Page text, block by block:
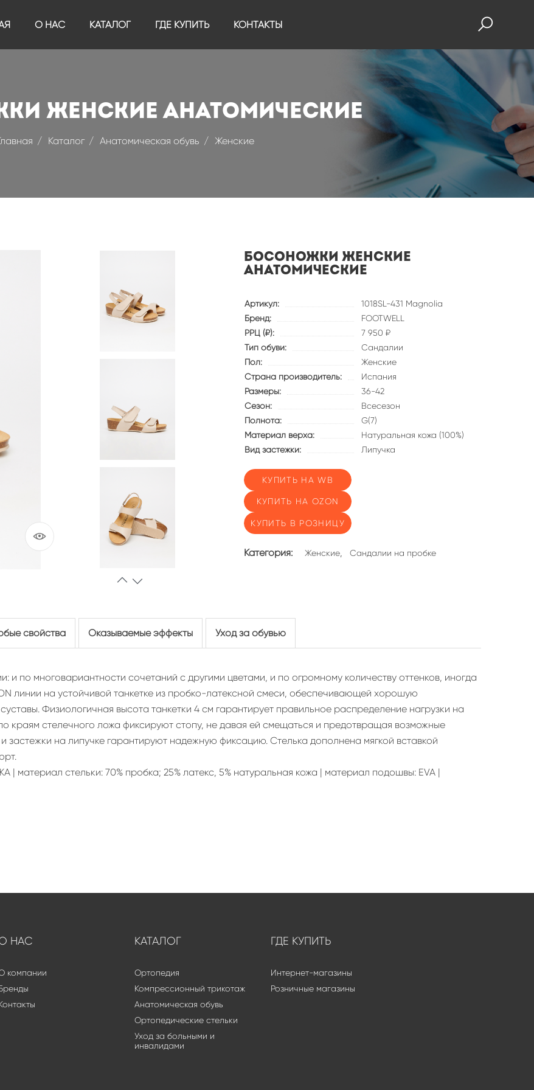
О НАС КАТАЛОГ ГДЕ КУПИТЬ КОНТАКТЫ
женские анатомические
Каталог Анатомическая обувь Женские
Босоножки женские
анатомические
Артикул:
1018SL-431 Magnolia
Бренд:
FOOTWELL
РРЦ (₽):
7 950 ₽
Тип обуви:
Сандалии
Пол:
Женские
Страна производитель:
Испания
Размеры:
36-42
Сезон:
Всесезон
Полнота:
G(7)
Материал верха:
Натуральная кожа (100%)
Вид застежки:
Липучка
КУПИТЬ НА WB
КУПИТЬ НА OZON
КУПИТЬ В РОЗНИЦУ
Категория: Женские Сандалии на пробке
свойства Оказываемые эффекты Уход за обувью
и по многовариантности сочетаний с другими цветами, и по огромному количеству оттенков, иногда
линии на устойчивой танкетке из пробко-латексной смеси, обеспечивающей хорошую
Физиологичная высота танкетки 4 см гарантирует правильное распределение нагрузки на
краям стелечного ложа фиксируют стопу, не давая ей смещаться и предотвращая возможные
застежки на липучке гарантируют надежную фиксацию. Стелька дополнена мягкой вставкой
стельки: 70% пробка; 25% латекс, 5% натуральная кожа | материал подошвы: EVA |
НАС
компании
КАТАЛОГ
Ортопедия
Компрессионный трикотаж
Анатомическая обувь
Ортопедические стельки
Уход за больными и
инвалидами
ГДЕ КУПИТЬ
Интернет-магазины
Розничные магазины